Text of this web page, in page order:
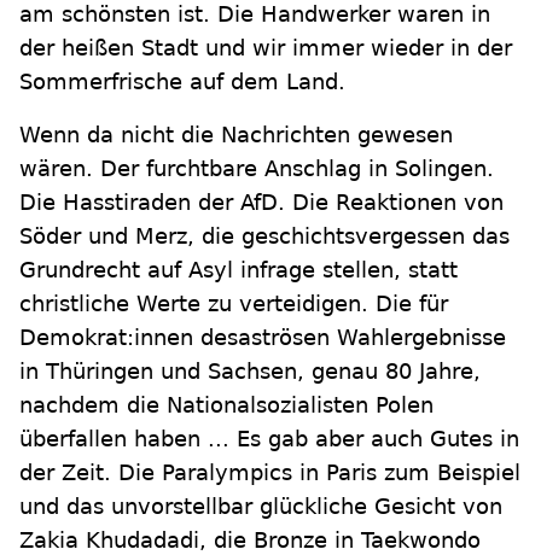
am schönsten ist. Die Handwerker waren in
der heißen Stadt und wir immer wieder in der
Sommerfrische auf dem Land.
Wenn da nicht die Nachrichten gewesen
wären. Der furchtbare Anschlag in Solingen.
Die Hasstiraden der AfD. Die Reaktionen von
Söder und Merz, die geschichtsvergessen das
Grundrecht auf Asyl infrage stellen, statt
christliche Werte zu verteidigen. Die für
Demokrat:innen desaströsen Wahlergebnisse
in Thüringen und Sachsen, genau 80 Jahre,
nachdem die Nationalsozialisten Polen
überfallen haben ... Es gab aber auch Gutes in
der Zeit. Die Paralympics in Paris zum Beispiel
und das unvorstellbar glückliche Gesicht von
Zakia Khudadadi, die Bronze in Taekwondo